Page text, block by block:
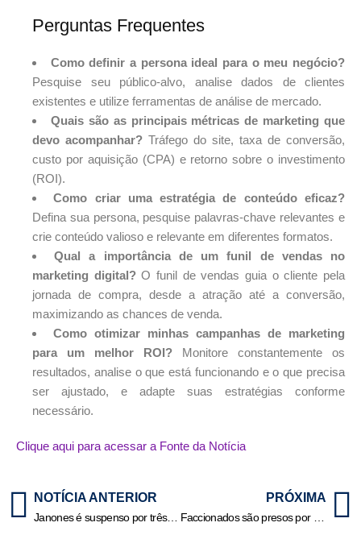
Perguntas Frequentes
Como definir a persona ideal para o meu negócio?
Pesquise seu público-alvo, analise dados de clientes
existentes e utilize ferramentas de análise de mercado.
Quais são as principais métricas de marketing que
devo acompanhar? Tráfego do site, taxa de conversão,
custo por aquisição (CPA) e retorno sobre o investimento
(ROI).
Como criar uma estratégia de conteúdo eficaz?
Defina sua persona, pesquise palavras-chave relevantes e
crie conteúdo valioso e relevante em diferentes formatos.
Qual a importância de um funil de vendas no
marketing digital?O funil de vendas guia o cliente pela
jornada de compra, desde a atração até a conversão,
maximizando as chances de venda.
Como otimizar minhas campanhas de marketing
para um melhor ROI? Monitore constantemente os
resultados, analise o que está funcionando e o que precisa
ser ajustado, e adapte suas estratégias conforme
necessário.
Clique aqui para acessar a Fonte da Notícia
NOTÍCIA ANTERIOR
Janones é suspenso por três meses em Conselho de Ética da Câmara
PRÓXIMA